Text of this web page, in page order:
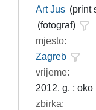
Art Jus (print
(fotograf)
mjesto:
Zagreb
vrijeme:
2012. g. ; oko
zbirka: